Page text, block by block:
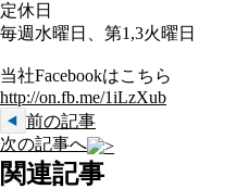
定休日
毎週水曜日、第1,3火曜日
当社Facebookはこちら
http://on.fb.me/1iLzXub
前の記事
次の記事へ
関連記事